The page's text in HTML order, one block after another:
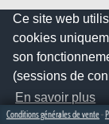
Ce site web
cookies
son
(sessions de
En savoir plus
Conditions générales de vente-